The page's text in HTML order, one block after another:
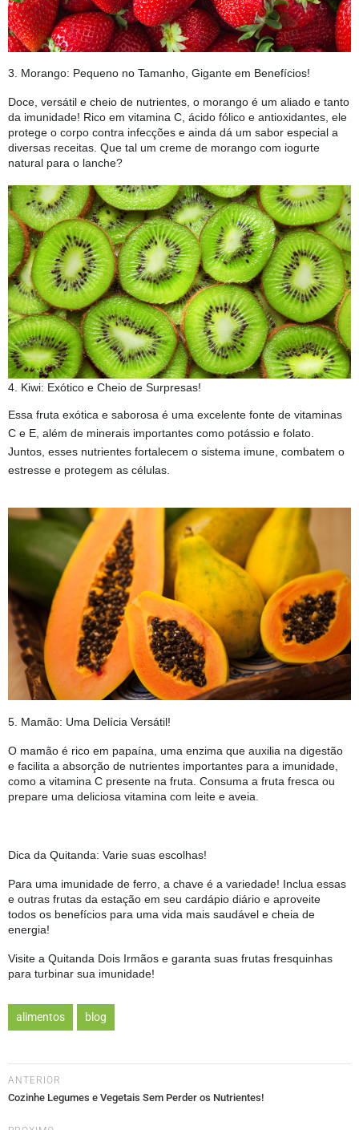
3. Morango: Pequeno no Tamanho, Gigante em Benefícios!
Doce, versátil e cheio de nutrientes, o morango é um aliado e tanto
da imunidade! Rico em vitamina C, ácido fólico e antioxidantes, ele
protege o corpo contra infecções e ainda dá um sabor especial a
diversas receitas. Que tal um creme de morango com iogurte
natural para o lanche?
4. Kiwi: Exótico e Cheio de Surpresas!
Essa fruta exótica e saborosa é uma excelente fonte de vitaminas
C e E, além de minerais importantes como potássio e folato.
Juntos, esses nutrientes fortalecem o sistema imune, combatem o
estresse e protegem as células.
5. Mamão: Uma Delícia Versátil!
O mamão é rico em papaína, uma enzima que auxilia na digestão
e facilita a absorção de nutrientes importantes para a imunidade,
como a vitamina C presente na fruta. Consuma a fruta fresca ou
prepare uma deliciosa vitamina com leite e aveia.
Dica da Quitanda: Varie suas escolhas!
Para uma imunidade de ferro, a chave é a variedade! Inclua essas
e outras frutas da estação em seu cardápio diário e aproveite
todos os benefícios para uma vida mais saudável e cheia de
energia!
Visite a Quitanda Dois Irmãos e garanta suas frutas fresquinhas
para turbinar sua imunidade!
alimentos blog
ANTERIOR
Cozinhe Legumes e Vegetais Sem Perder os Nutrientes!